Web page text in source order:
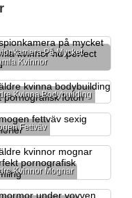
På Mycket
Kvinnor
Kvinna Bodybuilding
Fettväv
Kvinnor Mognar